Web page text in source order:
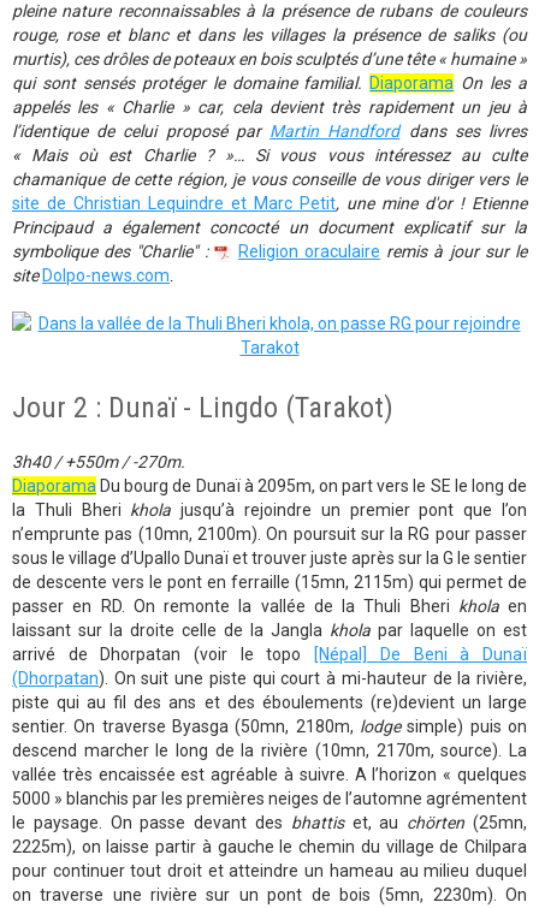
pleine nature reconnaissables à la présence de rubans de couleurs
rouge, rose et blanc et dans les villages la présence de saliks (ou
murtis), ces drôles de poteaux en bois sculptés d’une tête « humaine »
qui sont sensés protéger le domaine familial. Diaporama On les a
appelés les « Charlie » car, cela devient très rapidement un jeu à
l’identique de celui proposé par Martin Handforddans ses livres
« Mais où est Charlie ? »… Si vous vous intéressez au culte
chamanique de cette région, je vous conseille de vous diriger vers le
site de Christian Lequindre et Marc Petit, une mine d'or ! Etienne
Principaud a également concocté un document explicatif sur la
symbolique des "Charlie" :
Religion oraculaire remis à jour sur le
site Dolpo-news.com.
Jour 2 : Dunaï - Lingdo (Tarakot)
3h40 / +550m / -270m.
Diaporama Du bourg de Dunaï à 2095m, on part vers le SE le long de
la Thuli Bheri khola jusqu’à rejoindre un premier pont que l’on
n’emprunte pas (10mn, 2100m). On poursuit sur la RG pour passer
sous le village d’Upallo Dunaï et trouver juste après sur la G le sentier
de descente vers le pont en ferraille (15mn, 2115m) qui permet de
passer en RD. On remonte la vallée de la Thuli Bheri kholaen
laissant sur la droite celle de la Jangla khola par laquelle on est
arrivé de Dhorpatan (voir le topo
[Népal] De Beni à Dunaï
(Dhorpatan). On suit une piste qui court à mi-hauteur de la rivière,
piste qui au fil des ans et des éboulements (re)devient un large
sentier. On traverse Byasga (50mn, 2180m, lodgesimple) puis on
descend marcher le long de la rivière (10mn, 2170m, source). La
vallée très encaissée est agréable à suivre. A l’horizon « quelques
5000 » blanchis par les premières neiges de l’automne agrémentent
le paysage. On passe devant des bhattiset, au chörten (25mn,
2225m), on laisse partir à gauche le chemin du village de Chilpara
pour continuer tout droit et atteindre un hameau au milieu duquel
on traverse une rivière sur un pont de bois (5mn, 2230m). On